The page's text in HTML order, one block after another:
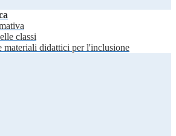
classi
materiali didattici per l'inclusione